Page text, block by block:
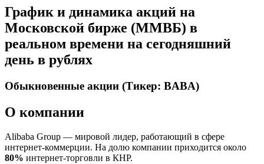
График и динамика акций на
Московской бирже (ММВБ) в
реальном времени на сегодняшний
день в рублях
Обыкновенные акции (Тикер: BABA)
О компании
Alibaba Group — мировой лидер, работающий в сфере
интернет-коммерции. На долю компании приходится около
80% интернет-торговли в КНР.